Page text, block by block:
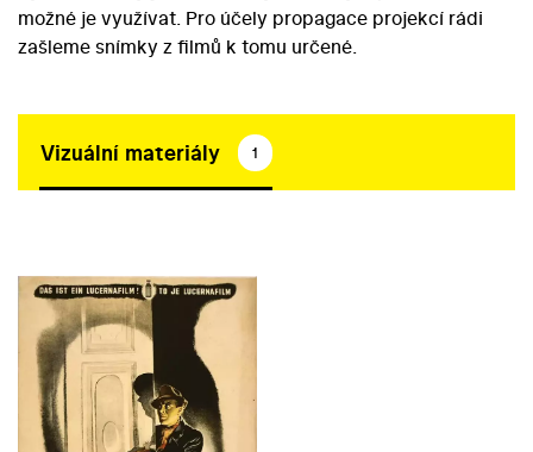
možné je využívat. Pro účely propagace projekcí rádi
zašleme snímky z filmů k tomu určené.
Vizuální materiály 1